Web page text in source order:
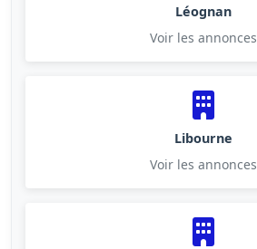
Léognan
Voir les annonces
Libourne
Voir les annonces